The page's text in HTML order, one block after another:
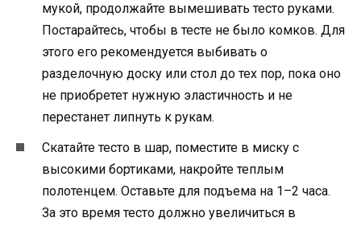
мукой, продолжайте вымешивать тесто руками.
Постарайтесь, чтобы в тесте не было комков. Для
этого его рекомендуется выбивать о
разделочную доску или стол до тех пор, пока оно
не приобретет нужную эластичность и не
перестанет липнуть к рукам.
Скатайте тесто в шар, поместите в миску с
высокими бортиками, накройте теплым
полотенцем. Оставьте для подъема на 1–2 часа.
За это время тесто должно увеличиться в